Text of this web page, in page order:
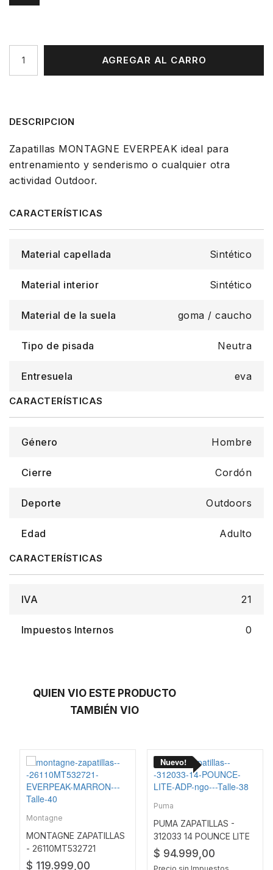
AGREGAR AL CARRO
DESCRIPCION
Zapatillas MONTAGNE EVERPEAK ideal para
entrenamiento y senderismo o cualquier otra
actividad Outdoor.
Material capellada Sintético
Material interior Sintético
Material de la suela goma / caucho
Tipo de pisada Neutra
Entresuela eva
Género Hombre
Cierre Cordón
Deporte Outdoors
Edad Adulto
IVA 21
Impuestos Internos 0
QUIEN VIO ESTE PRODUCTO
TAMBIÉN VIO
Montagne
MONTAGNE ZAPATILLAS
- 26110MT532721
EVERPEAK MARRON
$ 119.999,00
Puma
PUMA ZAPATILLAS -
312033 14 POUNCE LITE
ADP NGO
$ 94.999,00